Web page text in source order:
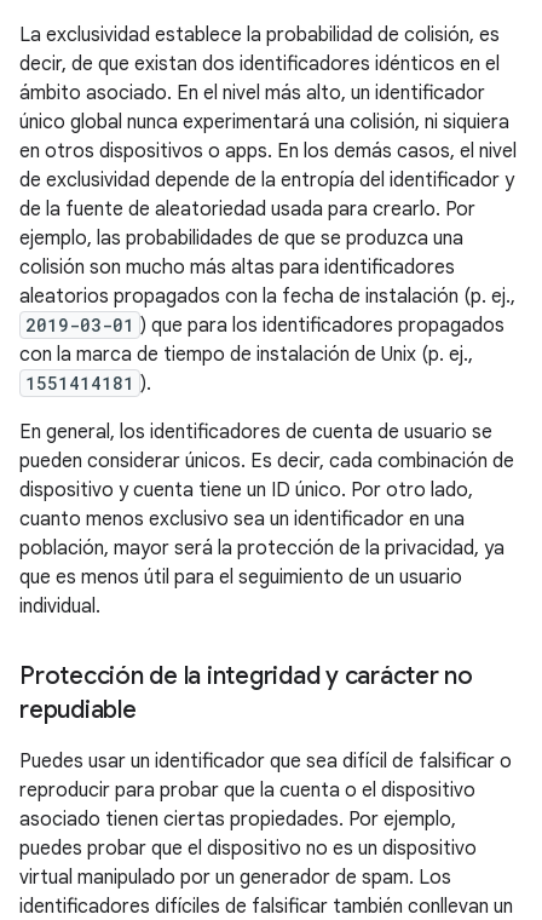
La exclusividad establece la probabilidad de colisión, es
decir, de que existan dos identificadores idénticos en el
ámbito asociado. En el nivel más alto, un identificador
único global nunca experimentará una colisión, ni siquiera
en otros dispositivos o apps. En los demás casos, el nivel
de exclusividad depende de la entropía del identificador y
de la fuente de aleatoriedad usada para crearlo. Por
ejemplo, las probabilidades de que se produzca una
colisión son mucho más altas para identificadores
aleatorios propagados con la fecha de instalación (p. ej.,
2019-03-01 ) que para los identificadores propagados
con la marca de tiempo de instalación de Unix (p. ej.,
1551414181 ).
En general, los identificadores de cuenta de usuario se
pueden considerar únicos. Es decir, cada combinación de
dispositivo y cuenta tiene un ID único. Por otro lado,
cuanto menos exclusivo sea un identificador en una
población, mayor será la protección de la privacidad, ya
que es menos útil para el seguimiento de un usuario
individual.
Protección de la integridad y carácter no
repudiable
Puedes usar un identificador que sea difícil de falsificar o
reproducir para probar que la cuenta o el dispositivo
asociado tienen ciertas propiedades. Por ejemplo,
puedes probar que el dispositivo no es un dispositivo
virtual manipulado por un generador de spam. Los
identificadores difíciles de falsificar también conllevan un